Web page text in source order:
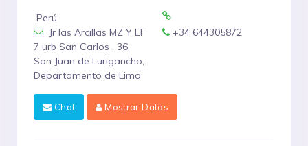
Perú
Jr las Arcillas MZ Y LT
7 urb San Carlos , 36
San Juan de Lurigancho,
Departamento de Lima
+34 644305872
Chat Mostrar Datos